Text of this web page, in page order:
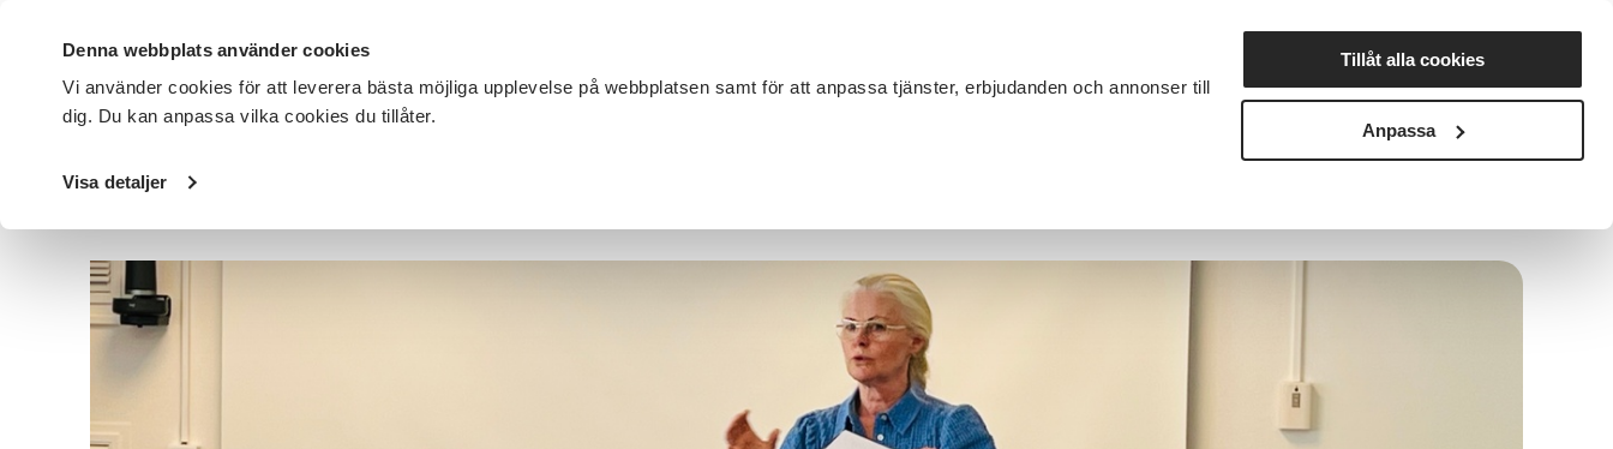
Denna webbplats använder cookies
Vi använder cookies för att leverera bästa möjliga upplevelse på webbplatsen samt för att anpassa tjänster, erbjudanden och annonser till
dig. Du kan anpassa vilka cookies du tillåter.
Visa detaljer
Tillåt alla cookies
Anpassa
DET HÄR GÖR VI FÖR DIG SOM SÖK KURSER OCH EVENEMANG Nyheter Avdelningar
Startsida / Avdelningar